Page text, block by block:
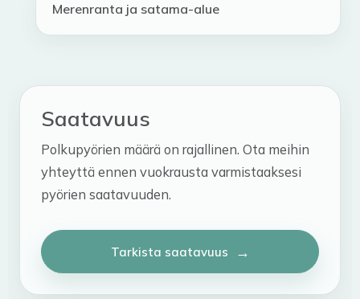
Merenranta ja satama-alue
Saatavuus
Polkupyörien määrä on rajallinen. Ota meihin
yhteyttä ennen vuokrausta varmistaaksesi
pyörien saatavuuden.
Tarkista saatavuus